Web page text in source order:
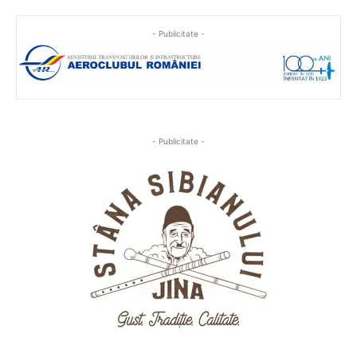
- Publicitate -
- Publicitate -